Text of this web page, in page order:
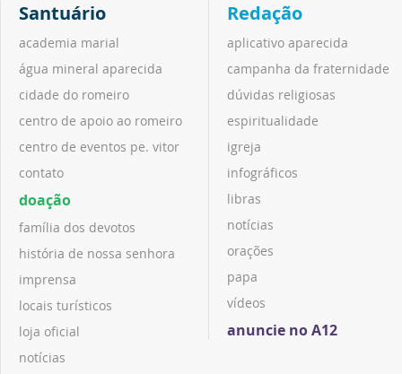
Santuário
academia marial
água mineral aparecida
cidade do romeiro
centro de apoio ao romeiro
centro de eventos pe. vitor
contato
doação
família dos devotos
história de nossa senhora
imprensa
locais turísticos
loja oficial
notícias
Redação
aplicativo aparecida
campanha da fraternidade
dúvidas religiosas
espiritualidade
igreja
infográficos
libras
notícias
orações
papa
vídeos
anuncie no A12